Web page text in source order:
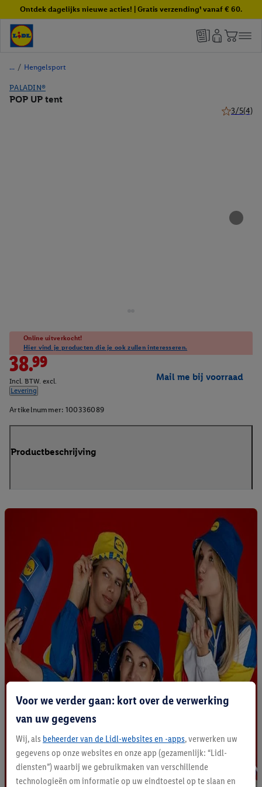
Ontdek dagelijks nieuwe acties! | Gratis verzending¹ vanaf € 60.
/ Hengelsport
PALADIN®
POP UP tent
3/5(4)
Online uitverkocht!
Hier vind je producten die je ook zullen interesseren.
38.99
Incl. BTW. excl.
Levering
Mail me bij voorraad
Artikelnummer: 100336089
Productbeschrijving
Voor we verder gaan: kort over de verwerking
van uw gegevens
Wij, als beheerder van de Lidl-websites en -apps, verwerken uw
gegevens op onze websites en onze app (gezamenlijk: “Lidl-
diensten”) waarbij we gebruikmaken van verschillende
technologieën om informatie op uw eindtoestel op te slaan en